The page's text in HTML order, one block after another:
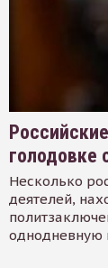
голодовке
Несколько
деятелей,
однодневную